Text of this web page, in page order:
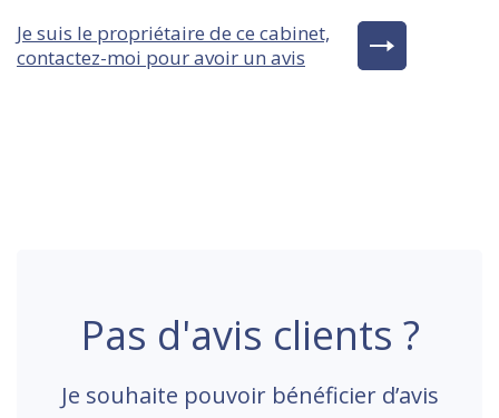
Je suis le propriétaire de ce cabinet,
contactez-moi pour avoir un avis
Pas d'avis clients ?
Je souhaite pouvoir bénéficier d’avis